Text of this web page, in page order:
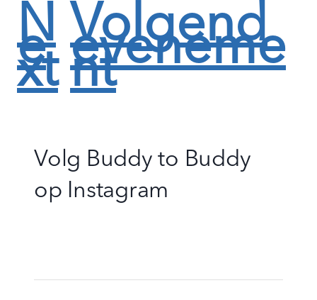
N
e
xt
Volgend
eveneme
nt
Volg Buddy to Buddy
op Instagram